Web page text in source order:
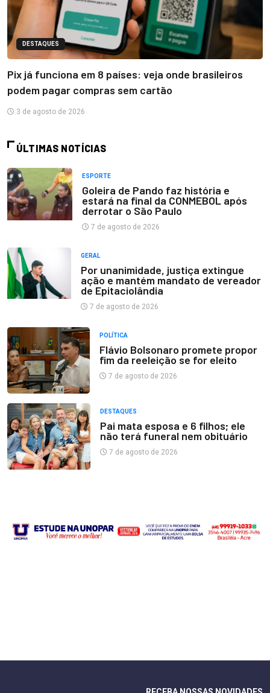
DESTAQUES
Pix já funciona em 8 países: veja onde brasileiros
podem pagar compras sem cartão
3 de agosto de 2026
ÚLTIMAS NOTÍCIAS
ESPORTE
Goleira de Pando faz história e
estará na final da CONMEBOL após
derrotar o São Paulo
7 de agosto de 2026
GERAL
Por unanimidade, justiça extingue
ação e mantém mandato de vereador
de Epitaciolândia
7 de agosto de 2026
POLÍTICA
Flávio Bolsonaro promete propor
fim da reeleição se for eleito
7 de agosto de 2026
DESTAQUES
Pai mata esposa e 6 filhos; ele
não terá funeral nem obituário
7 de agosto de 2026